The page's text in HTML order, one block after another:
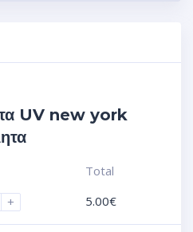
UV new york
+
Total
5.00€